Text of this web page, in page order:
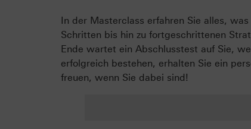
In der Masterclass erfahren Sie alles,
Schritten bis hin zu fortgeschrittenen
Ende wartet ein Abschlusstest auf Sie,
erfolgreich bestehen, erhalten Sie ein
freuen, wenn Sie dabei sind!